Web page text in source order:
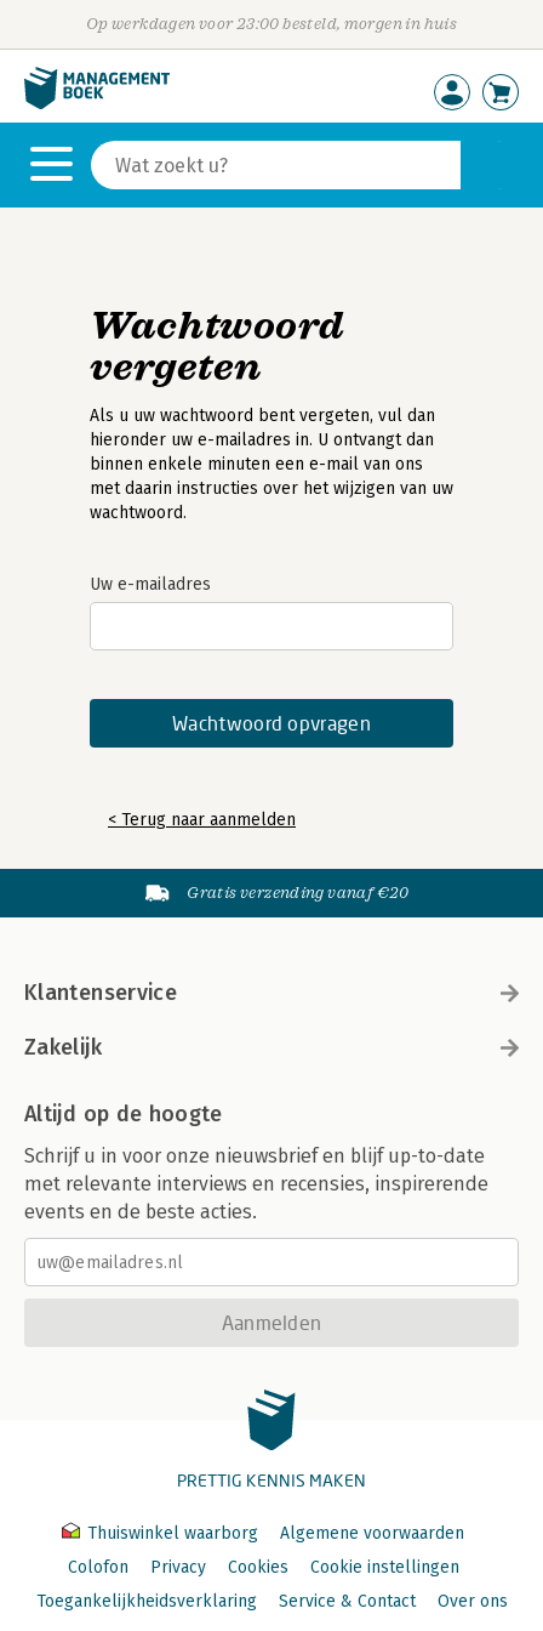
Op werkdagen voor 23:00 besteld, morgen in huis
Wachtwoord
vergeten
Als u uw wachtwoord bent vergeten, vul dan
hieronder uw e-mailadres in. U ontvangt dan
binnen enkele minuten een e-mail van ons
met daarin instructies over het wijzigen van uw
wachtwoord.
Uw e-mailadres
< Terug naar aanmelden
Gratis verzending vanaf €20
Klantenservice
Zakelijk
Altijd op de hoogte
Schrijf u in voor onze nieuwsbrief en blijf up-to-date
met relevante interviews en recensies, inspirerende
events en de beste acties.
Aanmelden
PRETTIG KENNIS MAKEN
Thuiswinkel waarborg
Algemene voorwaarden
Colofon
Privacy Cookies
Cookie instellingen
Toegankelijkheidsverklaring
Service & Contact Over ons